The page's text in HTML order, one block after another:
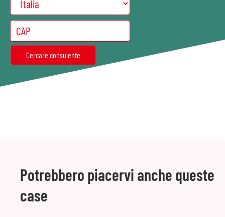
Potrebbero piacervi anche queste
case